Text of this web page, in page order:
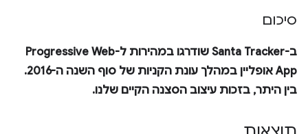
סיכום
ב-Santa Tracker שודרגו במהירות ל-Progressive Web
App אופליין במהלך עונת הקניות של סוף השנה ה-2016.
בין היתר, בזכות עיצוב הסצנה הקיים שלנו.